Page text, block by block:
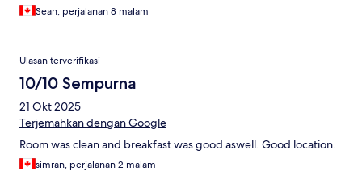
Sean, perjalanan 8 malam
Ulasan terverifikasi
10/10 Sempurna
21 Okt 2025
Terjemahkan dengan Google
Room was clean and breakfast was good aswell. Good location.
simran, perjalanan 2 malam